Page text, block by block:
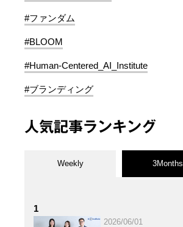
#ファンダム
#BLOOM
#Human-Centered_AI_Institute
#ブランディング
人気記事ランキング
Weekly 3Months
1
2026/06/01